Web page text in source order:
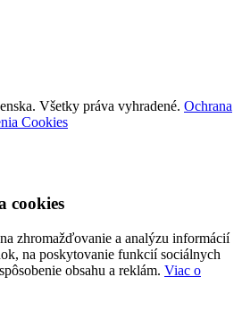
Všetky práva vyhradené. Ochrana
Cookies
cookies
zhromažďovanie a analýzu informácií
na poskytovanie funkcií sociálnych
obsahu a reklám. Viac o